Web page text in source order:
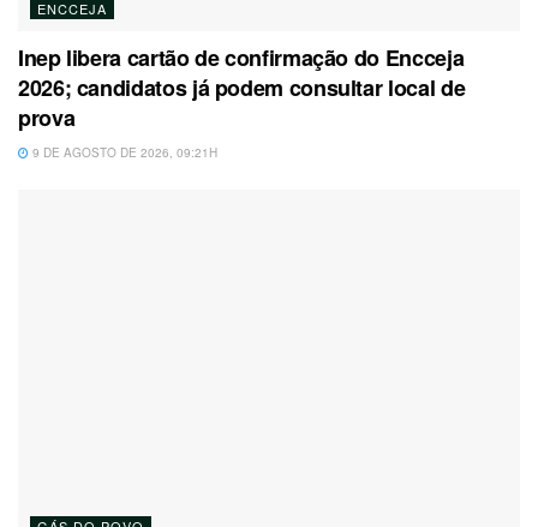
ENCCEJA
Inep libera cartão de confirmação do Encceja
2026; candidatos já podem consultar local de
prova
9 DE AGOSTO DE 2026, 09:21H